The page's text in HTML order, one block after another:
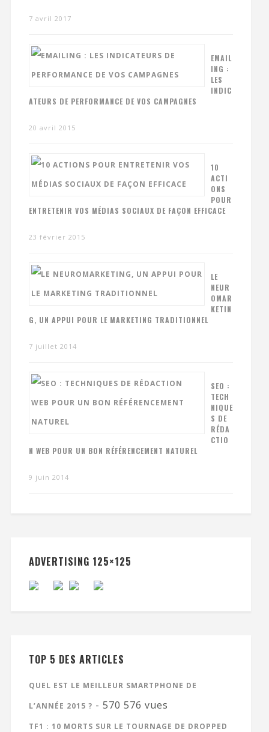
7 avril 2017
EMAIL
ING :
LES
INDIC
ATEURS DE PERFORMANCE DE VOS CAMPAGNES
20 avril 2015
10
ACTI
ONS
POUR
ENTRETENIR VOS MÉDIAS SOCIAUX DE FAÇON EFFICACE
23 février 2015
LE
NEUR
OMAR
KETIN
G, UN APPUI POUR LE MARKETING TRADITIONNEL
7 juillet 2014
SEO :
TECH
NIQUE
S DE
RÉDA
CTIO
N WEB POUR UN BON RÉFÉRENCEMENT NATUREL
9 juin 2014
ADVERTISING 125×125
TOP 5 DES ARTICLES
QUEL EST LE MEILLEUR SMARTPHONE DE
L’ANNÉE 2015 ? - 570 576 vues
TF1 : 10 MORTS SUR LE TOURNAGE DE DROPPED